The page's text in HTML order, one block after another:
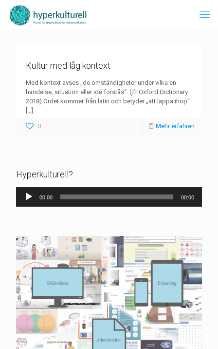
Kultur med låg kontext
Med kontext avses „de omständigheter under vilka en
händelse, situation eller idé förstås“. (jfr Oxford Dictionary
2018) Ordet kommer från latin och betyder „att lappa ihop“
[…]
0 Mehr erfahren
Hyperkulturell?
Audio-
Player
00:00 00:00